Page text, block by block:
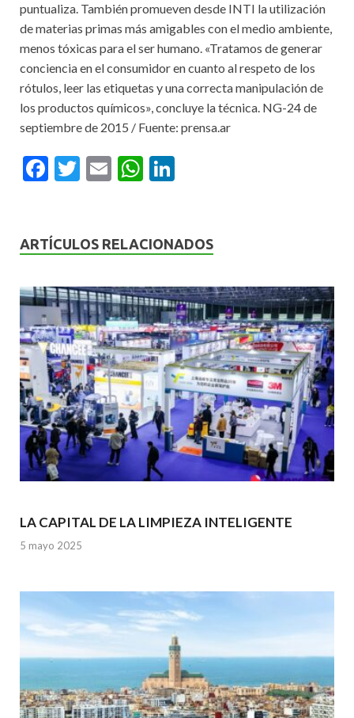
puntualiza. También promueven desde INTI la utilización
de materias primas más amigables con el medio ambiente,
menos tóxicas para el ser humano. «Tratamos de generar
conciencia en el consumidor en cuanto al respeto de los
rótulos, leer las etiquetas y una correcta manipulación de
los productos químicos», concluye la técnica. NG-24 de
septiembre de 2015 / Fuente: prensa.ar
F
b
o
k
T
er
E
l
W
s
p
p
dI
ARTÍCULOS RELACIONADOS
LA CAPITAL DE LA LIMPIEZA INTELIGENTE
5 mayo 2025